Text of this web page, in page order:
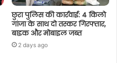
छुरा पुलिस की कार्रवाई: 4 किलो
गांजा के साथ दो तस्कर गिरफ्तार,
बाइक और मोबाइल जब्त
2 days ago